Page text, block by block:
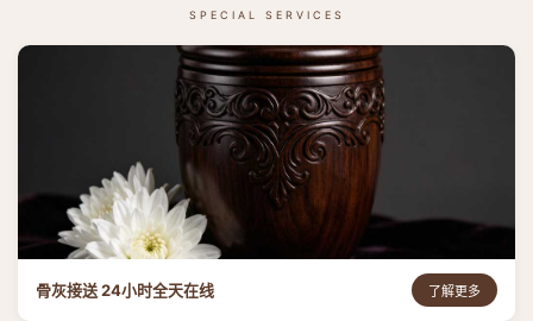
SPECIAL SERVICES
骨灰接送 24小时全天在线 了解更多